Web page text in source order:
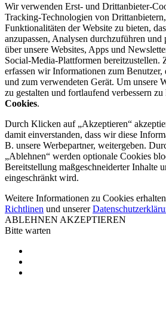
Wir verwenden Erst- und Drittanbieter-
Tracking-Technologien von
Funktionalitäten der Website zu bieten,
anzupassen, Analysen durchzuführen und
über unsere Websites, Apps und
Social-Media-Plattformen bereitzustellen.
erfassen wir Informationen zum
und zum verwendeten Gerät. Um unsere
zu gestalten und fortlaufend verbessern zu
Cookies.
Durch Klicken auf „Akzeptieren“
damit einverstanden, dass wir diese
B. unsere Werbepartner, weitergeben.
„Ablehnen“ werden optionale Cookies
Bereitstellung maßgeschneiderter Inhalte
eingeschränkt wird.
Weitere Informationen zu Cookies
Richtlinen und unserer
ABLEHNEN AKZEPTIEREN
Bitte warten